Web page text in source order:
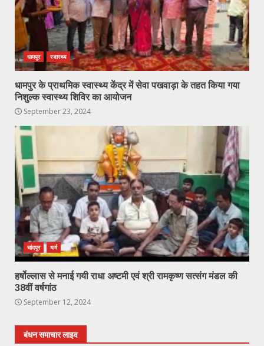
धामपुर स्वास्थ्य
धामपुर के प्राथमिक स्वास्थ्य केंद्र में सेवा पखवाड़ा के तहत किया गया
निशुल्क स्वास्थ्य शिविर का आयोजन
September 23, 2024
चांदपुर धर्म
हर्षोल्लास से मनाई गयी राधा अष्टमी एवं श्री रामकृष्ण सत्संग मंडल की
38वीं वर्षगांठ
September 12, 2024
बंधन समाचार लाइव